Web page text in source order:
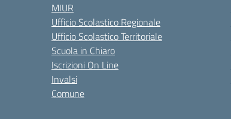
MIUR
Ufficio Scolastico Regionale
Ufficio Scolastico Territoriale
Scuola in Chiaro
Iscrizioni On Line
Invalsi
Comune